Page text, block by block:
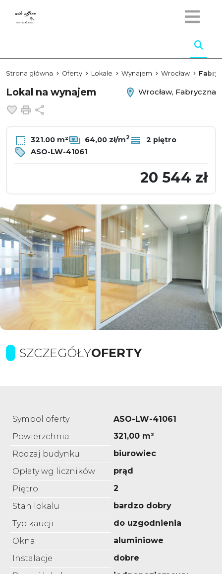
Strona główna Oferty Lokale Wynajem Wrocław
Lokal na wynajem
Wrocław, Fabryczna
Dodaj do ulubionych
Drukuj
321.00 m² 64,00 zł/m2
2 piętro
ASO-LW-41061
20 544 zł
SZCZEGÓŁYOFERTY
Symbol oferty
ASO-LW-41061
Powierzchnia
321,00 m²
Rodzaj budynku
biurowiec
Opłaty wg liczników
prąd
Piętro
2
Stan lokalu
bardzo dobry
Typ kaucji
do uzgodnienia
Okna
aluminiowe
Instalacje
dobre